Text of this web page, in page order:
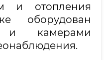
и отопления
оборудован
и камерами